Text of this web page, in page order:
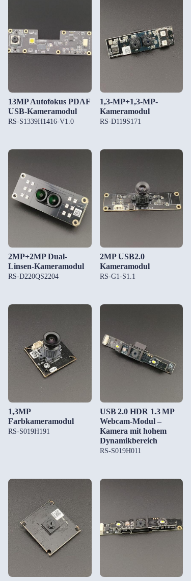
13MP Autofokus PDAF
USB-Kameramodul
RS-S1339H1416-V1.0
1,3-MP+1,3-MP-
Kameramodul
RS-D119S171
2MP+2MP Dual-
Linsen-Kameramodul
RS-D220QS2204
2MP USB2.0
Kameramodul
RS-G1-S1.1
1,3MP
Farbkameramodul
RS-S019H191
USB 2.0 HDR 1.3 MP
Webcam-Modul –
Kamera mit hohem
Dynamikbereich
RS-S019H011